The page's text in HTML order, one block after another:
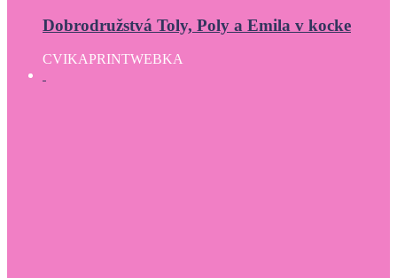
Dobrodružstvá Toly, Poly a Emila v kocke
CVIKAPRINTWEBKA